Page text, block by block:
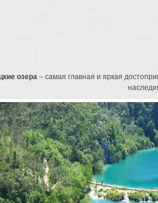
озера– самая главная и яркая